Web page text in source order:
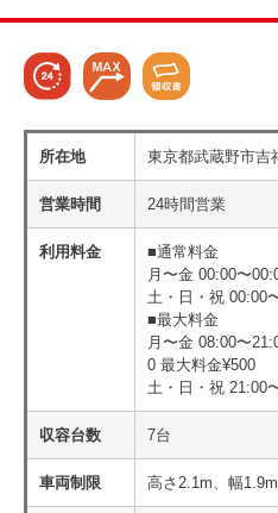
所在地 東京都武蔵野市吉
営業時間 24時間営業
利用料金
■通常料金
月〜金 00:00〜
土・日・祝 00:00
■最大料金
月〜金 08:00〜
0 最大料金¥500
土・日・祝 21:00
収容台数 7台
車両制限 高さ2.1m、幅